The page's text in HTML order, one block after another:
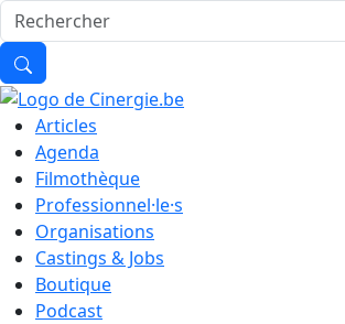
Articles
Agenda
Filmothèque
Professionnel·le·s
Organisations
Castings & Jobs
Boutique
Podcast